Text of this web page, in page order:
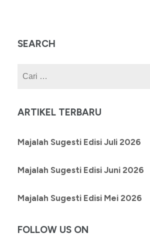
SEARCH
ARTIKEL TERBARU
Majalah Sugesti Edisi Juli 2026
Majalah Sugesti Edisi Juni 2026
Majalah Sugesti Edisi Mei 2026
FOLLOW US ON